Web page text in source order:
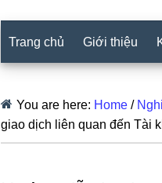
Trang chủ Giới thiệu
You are here: Home /
giao dịch liên quan đến Tài